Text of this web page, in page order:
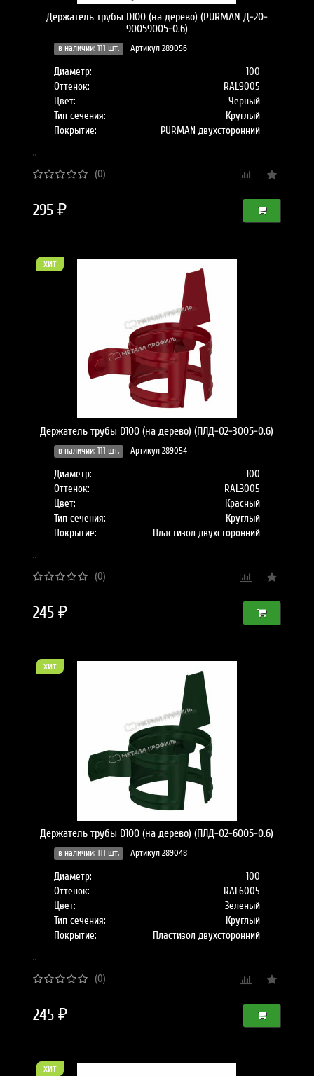
Держатель трубы D100 (на дерево) (PURMAN Д-20-
90059005-0.6)
в наличии: 111 шт. Артикул 289056
Диаметр:
100
Оттенок:
RAL9005
Цвет:
Черный
Тип сечения:
Круглый
Покрытие:
PURMAN двухсторонний
..
(0)
295 ₽
хит
Держатель трубы D100 (на дерево) (ПЛД-02-3005-0.6)
в наличии: 111 шт. Артикул 289054
Диаметр:
100
Оттенок:
RAL3005
Цвет:
Красный
Тип сечения:
Круглый
Покрытие:
Пластизол двухсторонний
..
(0)
245 ₽
хит
Держатель трубы D100 (на дерево) (ПЛД-02-6005-0.6)
в наличии: 111 шт. Артикул 289048
Диаметр:
100
Оттенок:
RAL6005
Цвет:
Зеленый
Тип сечения:
Круглый
Покрытие:
Пластизол двухсторонний
..
(0)
245 ₽
хит